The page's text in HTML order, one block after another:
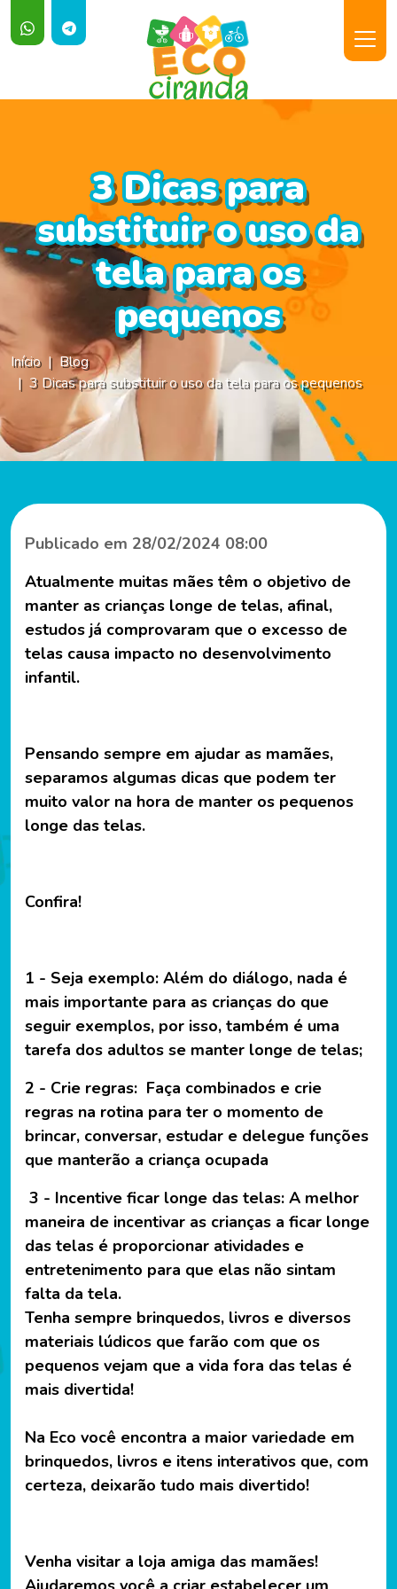
3 Dicas para
substituir o uso da
tela para os
pequenos
Início
Blog
3 Dicas para substituir o uso da tela para os pequenos
Publicado em 28/02/2024 08:00
Atualmente muitas mães têm o objetivo de
manter as crianças longe de telas, afinal,
estudos já comprovaram que o excesso de
telas causa impacto no desenvolvimento
infantil.
Pensando sempre em ajudar as mamães,
separamos algumas dicas que podem ter
muito valor na hora de manter os pequenos
longe das telas.
Confira!
1 - Seja exemplo: Além do diálogo, nada é
mais importante para as crianças do que
seguir exemplos, por isso, também é uma
tarefa dos adultos se manter longe de telas;
2 - Crie regras: Faça combinados e crie
regras na rotina para ter o momento de
brincar, conversar, estudar e delegue funções
que manterão a criança ocupada
3 - Incentive ficar longe das telas: A melhor
maneira de incentivar as crianças a ficar longe
das telas é proporcionar atividades e
entretenimento para que elas não sintam
falta da tela.
Tenha sempre brinquedos, livros e diversos
materiais lúdicos que farão com que os
pequenos vejam que a vida fora das telas é
mais divertida!
Na Eco você encontra a maior variedade em
brinquedos, livros e itens interativos que, com
certeza, deixarão tudo mais divertido!
Venha visitar a loja amiga das mamães!